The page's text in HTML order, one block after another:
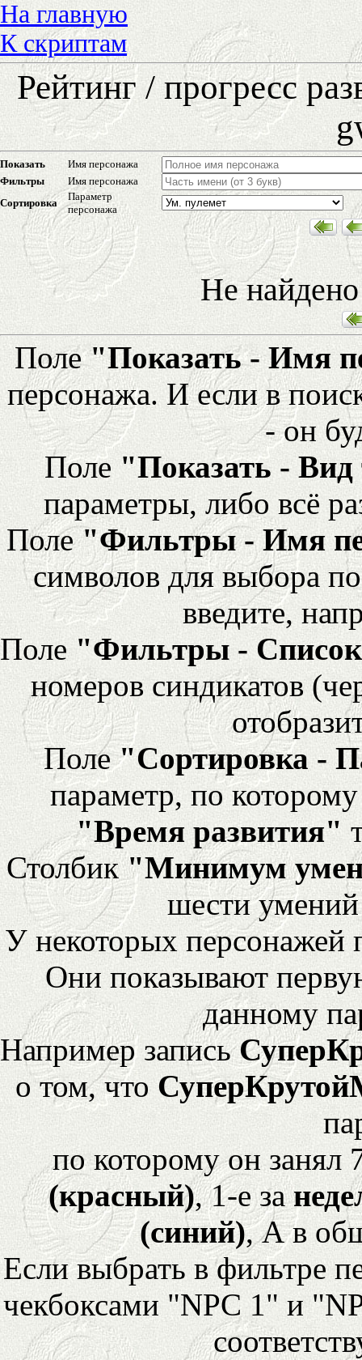
На главную
К скриптам
Рейтинг / прогресс
Показать
Имя персонажа
Фильтры
Имя персонажа
Сортировка
Параметр
персонажа
Не
Поле"Показать - Имя
персонажа. И если в
- он
Поле "Показать -
параметры, либо всё
Поле"Фильтры - Имя
символов для выбора
введите,
Поле "Фильтры -
номеров синдикатов
Поле"Сортировка -
параметр, по
"Время развития"
Столбик"Минимум
шести
У некоторых персонажей
Они показывают
данному
Например запись
о том, что
по которому он
(красный), 1-е за
(синий), А в
Если выбрать в фильтре
чекбоксами "NPC 1" и